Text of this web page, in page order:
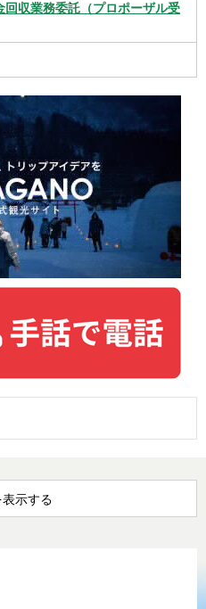
収業務委託（プロポーザル受
示する